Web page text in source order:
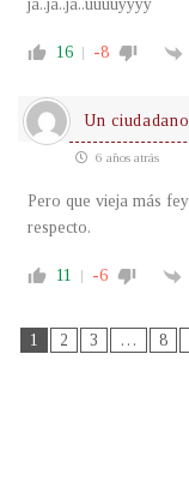
ja..ja..ja..uuuuyyyy
16 -8
Un ciudadano
6 años atrás
Pero que vieja más
respecto.
11 -6
1 2 3 … 8